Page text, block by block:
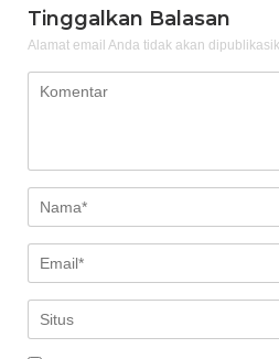
Tinggalkan Balasan
Alamat email Anda tidak akan